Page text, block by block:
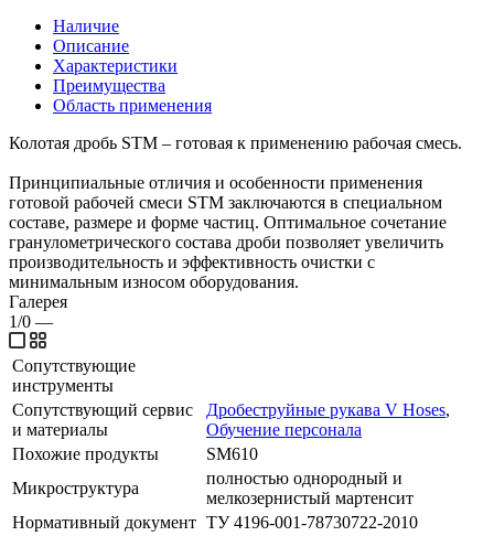
Наличие
Описание
Характеристики
Преимущества
Область применения
Колотая дробь STM – готовая к применению рабочая смесь.
Принципиальные отличия и особенности применения
готовой рабочей смеси STM заключаются в специальном
составе, размере и форме частиц. Оптимальное сочетание
гранулометрического состава дроби позволяет увеличить
производительность и эффективность очистки с
минимальным износом оборудования.
Галерея
1/0 —
Сопутствующие
инструменты
Сопутствующий сервис
и материалы
Дробеструйные рукава V Hoses,
Обучение персонала
Похожие продукты
SM610
Микроструктура
полностью однородный и
мелкозернистый мартенсит
Нормативный документ ТУ 4196-001-78730722-2010